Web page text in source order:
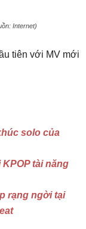
Internet)
tiên với MV mới
solo của
tài năng
rạng ngời tại